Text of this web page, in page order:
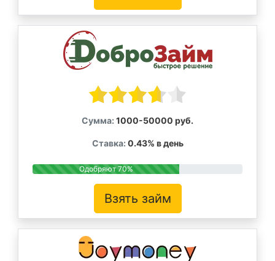
Сумма: 1000-50000 руб.
Ставка: 0.43% в день
Одобряют 70%
Взять займ